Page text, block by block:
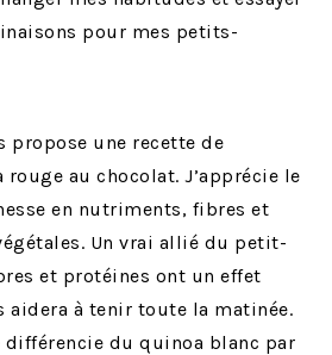
pour mes petits-
propose une recette de
au chocolat. J’apprécie le
en nutriments, fibres et
Un vrai allié du petit-
et protéines ont un effet
aidera à tenir toute la matinée.
différencie du quinoa blanc par